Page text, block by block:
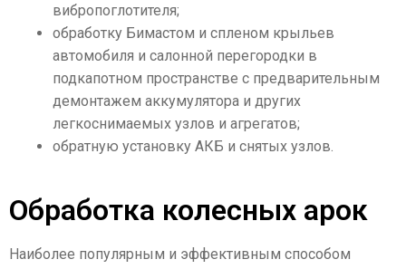
вибропоглотителя;
обработку Бимастом и спленом крыльев
автомобиля и салонной перегородки в
подкапотном пространстве с предварительным
демонтажем аккумулятора и других
легкоснимаемых узлов и агрегатов;
обратную установку АКБ и снятых узлов.
Обработка колесных арок
Наиболее популярным и эффективным способом